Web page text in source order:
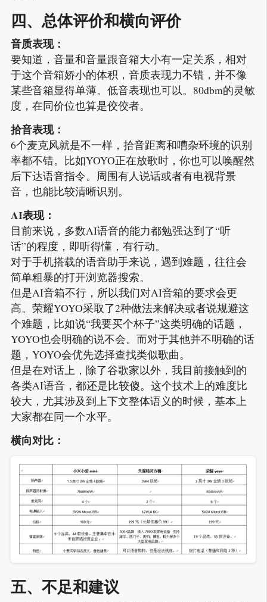
四、总体评价和横向评价
音质表现：
要知道，音量和音量跟音箱大小有一定关系，相对
于这个音箱娇小的体积，音质表现力不错，并不像
某些音箱显得单薄。低音表现也可以。80dbm的灵敏
度，在同价位也算是佼佼者。
拾音表现：
6个麦克风就是不一样，拾音距离和嘈杂环境的识别
率都不错。比如YOYO正在放歌时，你也可以唤醒然
后下达语音指令。周围有人说话或者有电视背景
音，也能比较清晰识别。
AI表现：
目前来说，多数AI语音的能力都勉强达到了“听
话”的程度，即听得懂，有行动。
对于手机搭载的语音助手来说，遇到难题，往往会
简单粗暴的打开浏览器搜索。
但是AI音箱不行，所以我们对AI音箱的要求会更
高。荣耀YOYO采取了2种做法来解决或者说规避这
个难题，比如说“我要买个杯子”这类明确的话题，
YOYO也会明确的说不会。而对于其他并不明确的话
题，YOYO会优先选择查找类似歌曲。
但是在对话上，除了谷歌家以外，我目前接触到的
各类AI语音，都还是比较傻。这个技术上的难度比
较大，尤其涉及到上下文整体语义的时候，基本上
大家都在同一个水平。
横向对比：
五、不足和建议